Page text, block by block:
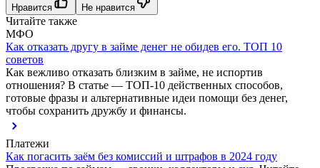
Нравится Не нравится
Читайте также
МФО
Как отказать другу в займе денег не обидев его. ТОП 10
советов
Как вежливо отказать близким в займе, не испортив
отношения? В статье — ТОП-10 действенных способов,
готовые фразы и альтернативные идеи помощи без денег,
чтобы сохранить дружбу и финансы.
Платежи
Как погасить заём без комиссий и штрафов в 2024 году